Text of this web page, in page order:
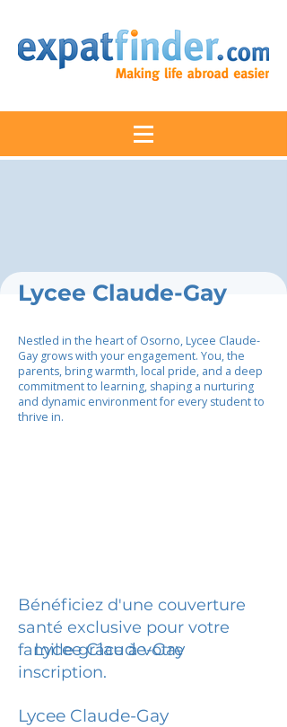
Lycee Claude-Gay
Nestled in the heart of Osorno, Lycee Claude-
Gay grows with your engagement. You, the
parents, bring warmth, local pride, and a deep
commitment to learning, shaping a nurturing
and dynamic environment for every student to
thrive in.
Bénéficiez d'une couverture
santé exclusive pour votre
famille grâce à votre
inscription.
Lycee Claude-Gay
Lycee Claude-Gay